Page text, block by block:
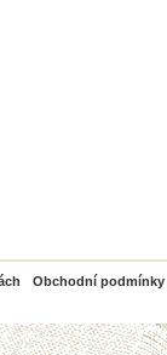
Obchodní podmínky
PayPal